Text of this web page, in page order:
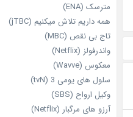
مترسک (ENA)
همه داریم تلاش میکنیم (jTBC)
تاج بی‌ نقص (MBC)
واندرفولز (Netflix)
معکوس (Wavve)
سلول های یومی 3 (tvN)
وکیل ارواح (SBS)
آرزو های مرگبار (Netflix)